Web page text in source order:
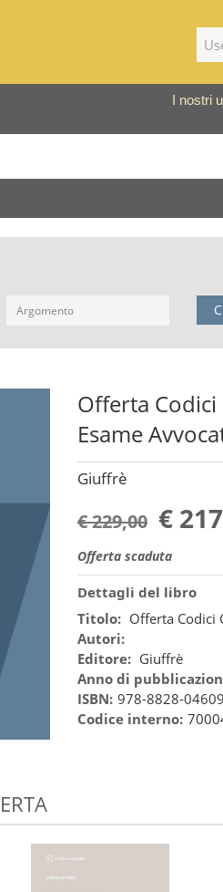
I nostri
Offerta Codici
Esame
Giuffrè
€ 229,00 €
Offerta scaduta
Dettagli del libro
Titolo: Offerta Codici
Autori:
Editore: Giuffrè
Anno di
ISBN: 978-8828-
Codice interno: